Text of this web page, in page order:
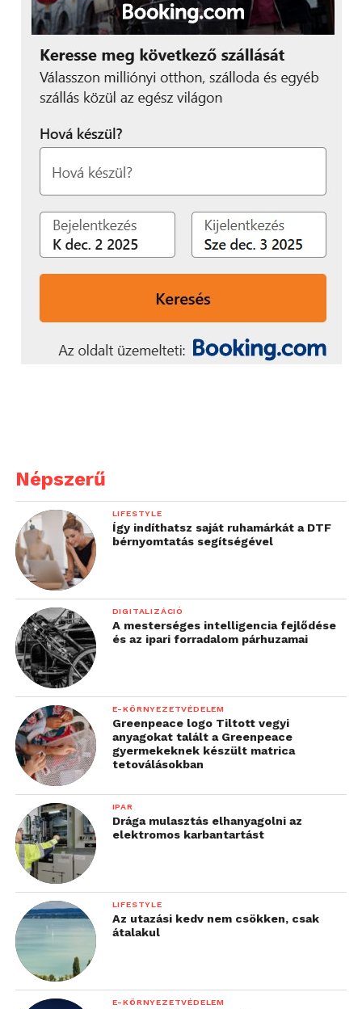
Népszerű
LIFESTYLE
Így indíthatsz saját ruhamárkát a DTF
bérnyomtatás segítségével
DIGITALIZÁCIÓ
A mesterséges intelligencia fejlődése
és az ipari forradalom párhuzamai
E-KÖRNYEZETVÉDELEM
Greenpeace logo Tiltott vegyi
anyagokat talált a Greenpeace
gyermekeknek készült matrica
tetoválásokban
IPAR
Drága mulasztás elhanyagolni az
elektromos karbantartást
LIFESTYLE
Az utazási kedv nem csökken, csak
átalakul
E-KÖRNYEZETVÉDELEM